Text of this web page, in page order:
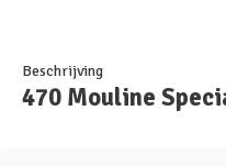
Beschrijving
470 Mouline